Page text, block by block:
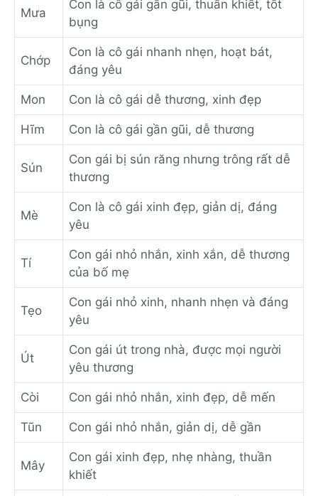
Mưa
Con là cô gái gần gũi, thuần khiết, tốt
bụng
Chớp
Con là cô gái nhanh nhẹn, hoạt bát,
đáng yêu
Mon Con là cô gái dễ thương, xinh đẹp
Hĩm Con là cô gái gần gũi, dễ thương
Sún
Con gái bị sún răng nhưng trông rất dễ
thương
Mè
Con là cô gái xinh đẹp, giản dị, đáng
yêu
Tí
Con gái nhỏ nhắn, xinh xắn, dễ thương
của bố mẹ
Tẹo
Con gái nhỏ xinh, nhanh nhẹn và đáng
yêu
Út
Con gái út trong nhà, được mọi người
yêu thương
Còi Con gái nhỏ nhắn, xinh đẹp, dễ mến
Tũn Con gái nhỏ nhắn, giản dị, dễ gần
Mây
Con gái xinh đẹp, nhẹ nhàng, thuần
khiết